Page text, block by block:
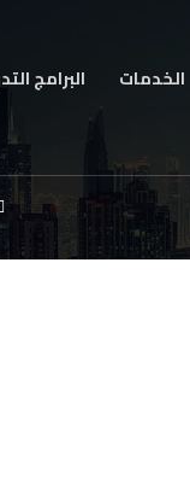
الخدمات البرامج